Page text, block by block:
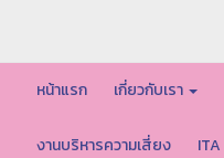
หน้าแรก เกี่ยวกับเรา
งานบริหารความเสี่ยง ITA